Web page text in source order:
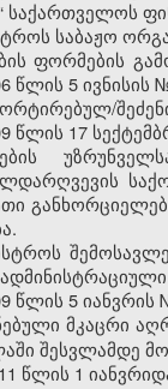
საქართველოს
საბაჟო
ფორმების
წლის 5 ივნისის
წლის 17
წლის 5 იანვრის
მკაცრი
შესვლამდე
წლის 1